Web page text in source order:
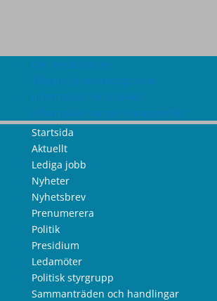
Om webbplatsen
Tillgänglighetsredogörelse
Information om cookies
Information om personuppgifter
Startsida
Aktuellt
Lediga jobb
Nyheter
Nyhetsbrev
Prenumerera
Politik
Presidium
Ledamöter
Politisk styrgrupp
Sammanträden och handlingar